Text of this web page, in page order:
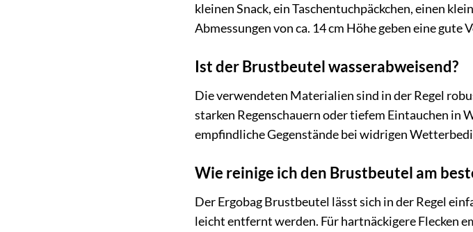
kleinen Snack, ein Taschentuchpäckchen, einen
Abmessungen von ca. 14 cm Höhe geben eine
Ist der Brustbeutel wasserabweisend?
Die verwendeten Materialien sind in der Regel
starken Regenschauern oder tiefem Eintauchen in
empfindliche Gegenstände bei widrigen
Wie reinige ich den Brustbeutel am
Der Ergobag Brustbeutel lässt sich in der Regel
leicht entfernt werden. Für hartnäckigere Flecken